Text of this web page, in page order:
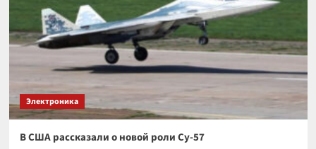
Электроника
В США рассказали о новой роли Су-57